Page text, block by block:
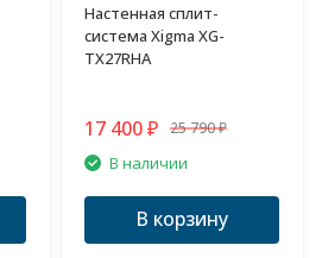
Настенная сплит-
система Xigma XG-
TX27RHA
17 400 ₽ 25 790 ₽
В наличии
В корзину